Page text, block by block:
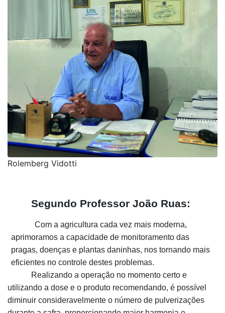
Rolemberg Vidotti
Segundo Professor João Ruas:
Com a agricultura cada vez mais moderna,
aprimoramos a capacidade de monitoramento das
pragas, doenças e plantas daninhas, nos tornando mais
eficientes no controle destes problemas.
Realizando a operação no momento certo e
utilizando a dose e o produto recomendando, é possível
diminuir consideravelmente o número de pulverizações